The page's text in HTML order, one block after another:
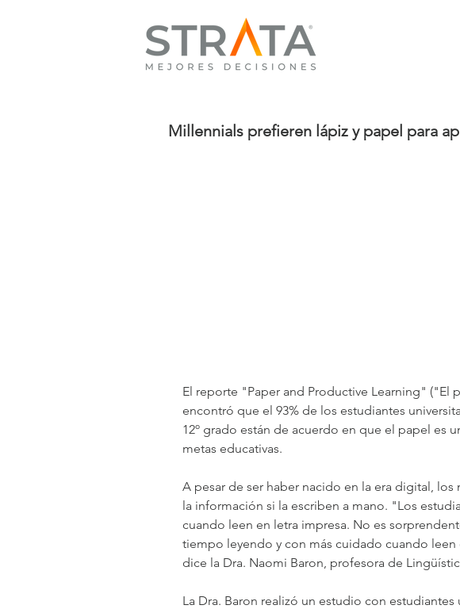
Millennials prefieren lápiz y papel para
El reporte "Paper and Productive Learning" ("El
encontró que el 93% de los estudiantes
12º grado están de acuerdo en que el papel es
metas educativas.
A pesar de ser haber nacido en la era digital,
la información si la escriben a mano. "Los
cuando leen en letra impresa. No es
tiempo leyendo y con más cuidado cuando
dice la Dra. Naomi Baron, profesora de
La Dra. Baron realizó un estudio con